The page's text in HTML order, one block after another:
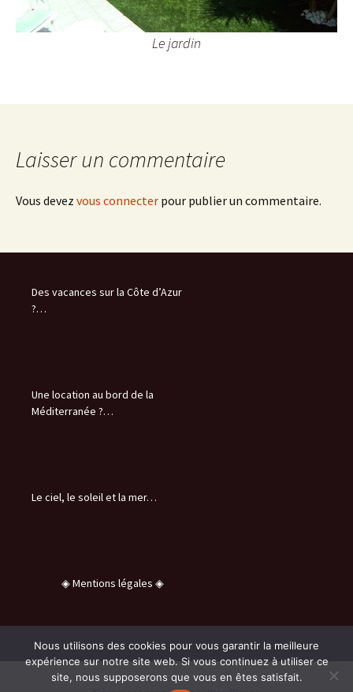
Le jardin
Laisser un commentaire
Vous devez vous connecter pour publier un commentaire.
Des vacances sur la Côte d’Azur
?…
Une location au bord de la
Méditerranée ?…
Le ciel, le soleil et la mer…
◈ Mentions légales ◈
Nous utilisons des cookies pour vous garantir la meilleure
expérience sur notre site web. Si vous continuez à utiliser ce
site, nous supposerons que vous en êtes satisfait.